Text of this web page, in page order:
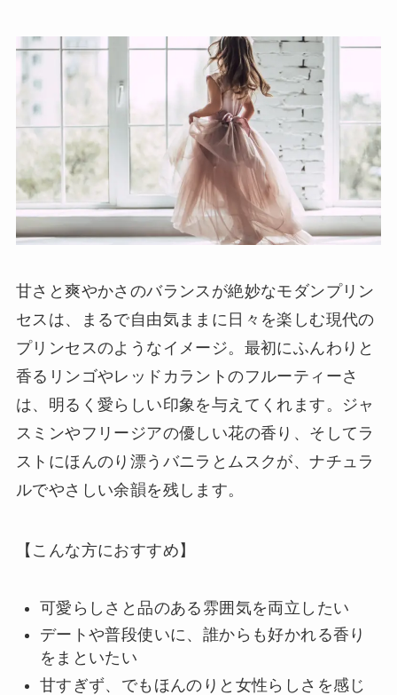
甘さと爽やかさのバランスが絶妙なモダンプリン
セスは、まるで自由気ままに日々を楽しむ現代の
プリンセスのようなイメージ。最初にふんわりと
香るリンゴやレッドカラントのフルーティーさ
は、明るく愛らしい印象を与えてくれます。ジャ
スミンやフリージアの優しい花の香り、そしてラ
ストにほんのり漂うバニラとムスクが、ナチュラ
ルでやさしい余韻を残します。
【こんな方におすすめ】
可愛らしさと品のある雰囲気を両立したい
デートや普段使いに、誰からも好かれる香り
をまといたい
甘すぎず、でもほんのりと女性らしさを感じ